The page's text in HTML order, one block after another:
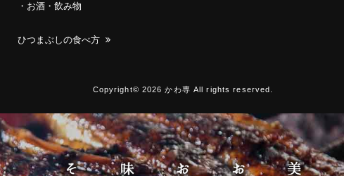
お酒・飲み物
ひつまぶしの食べ方
Copyright© 2026 かわ専 All rights reserved.